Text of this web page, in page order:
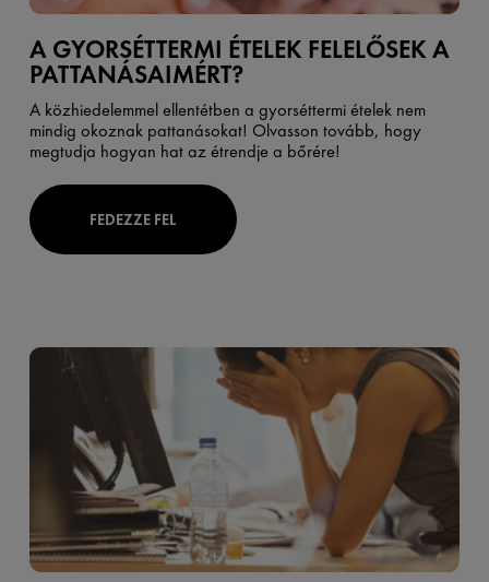
A GYORSÉTTERMI ÉTELEK FELELŐSEK A
PATTANÁSAIMÉRT?
A közhiedelemmel ellentétben a gyorséttermi ételek nem
mindig okoznak pattanásokat! Olvasson tovább, hogy
megtudja hogyan hat az étrendje a bőrére!
FEDEZZE FEL